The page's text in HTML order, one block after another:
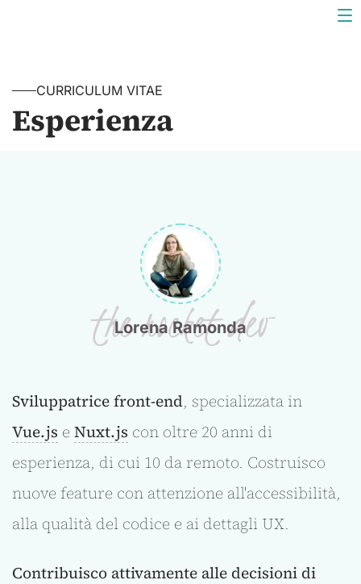
CURRICULUM VITAE
Esperienza
the rocket dev
Lorena Ramonda
Sviluppatrice front-end, specializzata in
Vue.js e Nuxt.js con oltre 20 anni di
esperienza, di cui 10 da remoto. Costruisco
nuove feature con attenzione all'accessibilità,
alla qualità del codice e ai dettagli UX.
Contribuisco attivamente alle decisioni di